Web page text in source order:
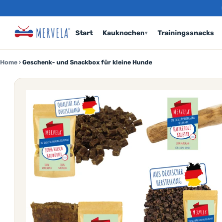
Start Kauknochen▾ Trainingssnacks
Home › Geschenk- und Snackbox für kleine Hunde